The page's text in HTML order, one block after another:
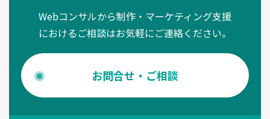
Webコンサルから制作・マーケティング支援
におけるご相談はお気軽にご連絡ください。
お問合せ・ご相談